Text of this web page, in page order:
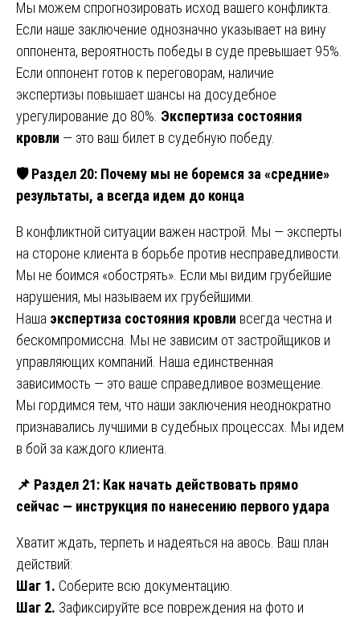
Мы можем спрогнозировать исход вашего конфликта.
Если наше заключение однозначно указывает на вину
оппонента, вероятность победы в суде превышает 95%.
Если оппонент готов к переговорам, наличие
экспертизы повышает шансы на досудебное
урегулирование до 80%. Экспертиза состояния
кровли — это ваш билет в судебную победу.
🛡️ Раздел 20: Почему мы не боремся за «средние»
результаты, а всегда идем до конца
В конфликтной ситуации важен настрой. Мы — эксперты
на стороне клиента в борьбе против несправедливости.
Мы не боимся «обострять». Если мы видим грубейшие
нарушения, мы называем их грубейшими.
Наша экспертиза состояния кровли всегда честна и
бескомпромиссна. Мы не зависим от застройщиков и
управляющих компаний. Наша единственная
зависимость — это ваше справедливое возмещение.
Мы гордимся тем, что наши заключения неоднократно
признавались лучшими в судебных процессах. Мы идем
в бой за каждого клиента.
📌 Раздел 21: Как начать действовать прямо
сейчас — инструкция по нанесению первого удара
Хватит ждать, терпеть и надеяться на авось. Ваш план
действий:
Шаг 1. Соберите всю документацию.
Шаг 2. Зафиксируйте все повреждения на фото и